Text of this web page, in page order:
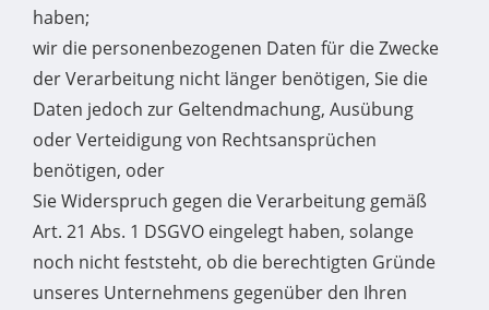
haben;
wir die personenbezogenen Daten für die Zwecke
der Verarbeitung nicht länger benötigen, Sie die
Daten jedoch zur Geltendmachung, Ausübung
oder Verteidigung von Rechtsansprüchen
benötigen, oder
Sie Widerspruch gegen die Verarbeitung gemäß
Art. 21 Abs. 1 DSGVO eingelegt haben, solange
noch nicht feststeht, ob die berechtigten Gründe
unseres Unternehmens gegenüber den Ihren